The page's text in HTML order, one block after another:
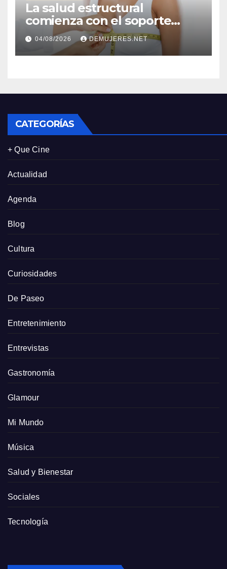
La salud estructural
comienza con el soporte
correcto: Caprice revela el
impacto de la lencería en la
salud física de las mujeres
04/08/2026 DEMUJERES.NET
CATEGORÍAS
+ Que Cine
Actualidad
Agenda
Blog
Cultura
Curiosidades
De Paseo
Entretenimiento
Entrevistas
Gastronomía
Glamour
Mi Mundo
Música
Salud y Bienestar
Sociales
Tecnología